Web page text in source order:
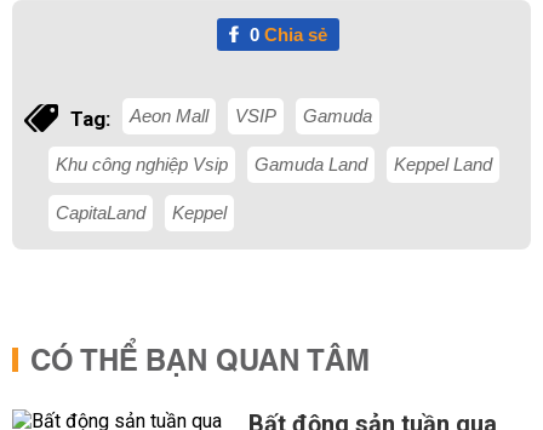
0Chia sẻ
Tag: Aeon Mall VSIP Gamuda
Khu công nghiệp Vsip Gamuda Land Keppel Land
CapitaLand Keppel
CÓ THỂ BẠN QUAN TÂM
Bất động sản tuần qua